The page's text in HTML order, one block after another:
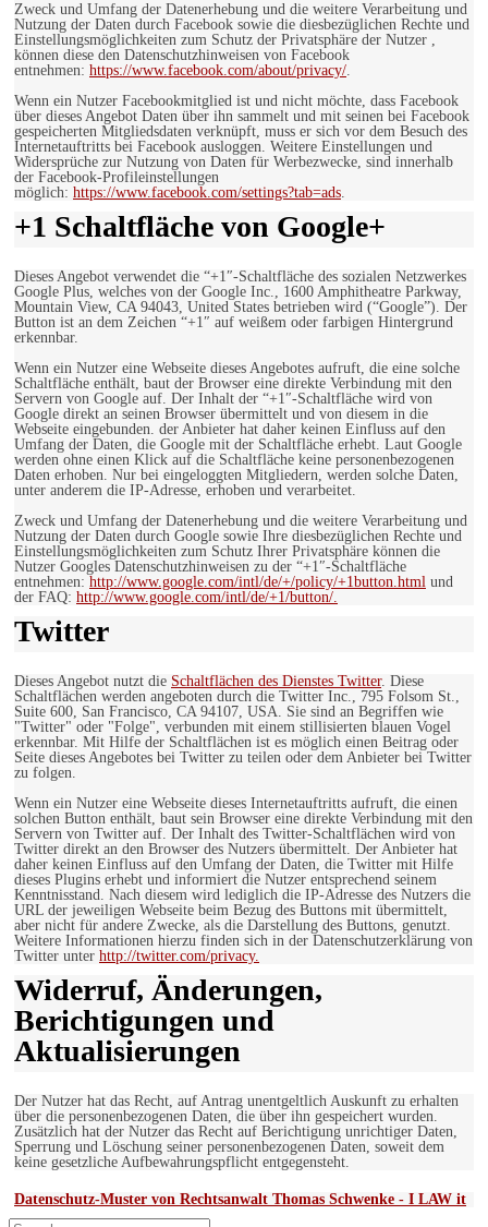
Zweck und Umfang der Datenerhebung und die weitere Verarbeitung und
Nutzung der Daten durch Facebook sowie die diesbezüglichen Rechte und
Einstellungsmöglichkeiten zum Schutz der Privatsphäre der Nutzer ,
können diese den Datenschutzhinweisen von Facebook
entnehmen: https://www.facebook.com/about/privacy/.
Wenn ein Nutzer Facebookmitglied ist und nicht möchte, dass Facebook
über dieses Angebot Daten über ihn sammelt und mit seinen bei Facebook
gespeicherten Mitgliedsdaten verknüpft, muss er sich vor dem Besuch des
Internetauftritts bei Facebook ausloggen. Weitere Einstellungen und
Widersprüche zur Nutzung von Daten für Werbezwecke, sind innerhalb
der Facebook-Profileinstellungen
möglich: https://www.facebook.com/settings?tab=ads.
+1 Schaltfläche von Google+
Dieses Angebot verwendet die “+1″-Schaltfläche des sozialen Netzwerkes
Google Plus, welches von der Google Inc., 1600 Amphitheatre Parkway,
Mountain View, CA 94043, United States betrieben wird (“Google”). Der
Button ist an dem Zeichen “+1″ auf weißem oder farbigen Hintergrund
erkennbar.
Wenn ein Nutzer eine Webseite dieses Angebotes aufruft, die eine solche
Schaltfläche enthält, baut der Browser eine direkte Verbindung mit den
Servern von Google auf. Der Inhalt der “+1″-Schaltfläche wird von
Google direkt an seinen Browser übermittelt und von diesem in die
Webseite eingebunden. der Anbieter hat daher keinen Einfluss auf den
Umfang der Daten, die Google mit der Schaltfläche erhebt. Laut Google
werden ohne einen Klick auf die Schaltfläche keine personenbezogenen
Daten erhoben. Nur bei eingeloggten Mitgliedern, werden solche Daten,
unter anderem die IP-Adresse, erhoben und verarbeitet.
Zweck und Umfang der Datenerhebung und die weitere Verarbeitung und
Nutzung der Daten durch Google sowie Ihre diesbezüglichen Rechte und
Einstellungsmöglichkeiten zum Schutz Ihrer Privatsphäre können die
Nutzer Googles Datenschutzhinweisen zu der “+1″-Schaltfläche
entnehmen: http://www.google.com/intl/de/+/policy/+1button.html und
der FAQ: http://www.google.com/intl/de/+1/button/.
Twitter
Dieses Angebot nutzt die Schaltflächen des Dienstes Twitter. Diese
Schaltflächen werden angeboten durch die Twitter Inc., 795 Folsom St.,
Suite 600, San Francisco, CA 94107, USA. Sie sind an Begriffen wie
"Twitter" oder "Folge", verbunden mit einem stillisierten blauen Vogel
erkennbar. Mit Hilfe der Schaltflächen ist es möglich einen Beitrag oder
Seite dieses Angebotes bei Twitter zu teilen oder dem Anbieter bei Twitter
zu folgen.
Wenn ein Nutzer eine Webseite dieses Internetauftritts aufruft, die einen
solchen Button enthält, baut sein Browser eine direkte Verbindung mit den
Servern von Twitter auf. Der Inhalt des Twitter-Schaltflächen wird von
Twitter direkt an den Browser des Nutzers übermittelt. Der Anbieter hat
daher keinen Einfluss auf den Umfang der Daten, die Twitter mit Hilfe
dieses Plugins erhebt und informiert die Nutzer entsprechend seinem
Kenntnisstand. Nach diesem wird lediglich die IP-Adresse des Nutzers die
URL der jeweiligen Webseite beim Bezug des Buttons mit übermittelt,
aber nicht für andere Zwecke, als die Darstellung des Buttons, genutzt.
Weitere Informationen hierzu finden sich in der Datenschutzerklärung von
Twitter unter http://twitter.com/privacy.
Widerruf, Änderungen,
Berichtigungen und
Aktualisierungen
Der Nutzer hat das Recht, auf Antrag unentgeltlich Auskunft zu erhalten
über die personenbezogenen Daten, die über ihn gespeichert wurden.
Zusätzlich hat der Nutzer das Recht auf Berichtigung unrichtiger Daten,
Sperrung und Löschung seiner personenbezogenen Daten, soweit dem
keine gesetzliche Aufbewahrungspflicht entgegensteht.
Datenschutz-Muster von Rechtsanwalt Thomas Schwenke - I LAW it